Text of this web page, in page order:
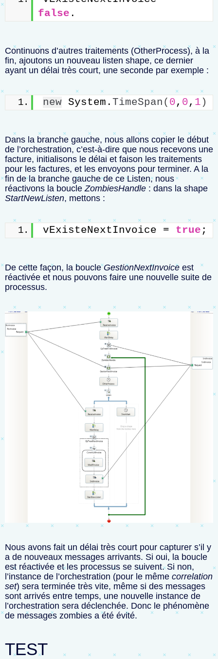
false .
Continuons d’autres traitements (OtherProcess), à la
fin, ajoutons un nouveau listen shape, ce dernier
ayant un délai très court, une seconde par exemple :
new System. TimeSpan ( 0, 0, 1 )
Dans la branche gauche, nous allons copier le début
de l’orchestration, c’est-à-dire que nous recevons une
facture, initialisons le délai et faison les traitements
pour les factures, et les envoyons pour terminer. A la
fin de la branche gauche de ce Listen, nous
réactivons la boucle ZombiesHandle : dans la shape
StartNewListen, mettons :
vExisteNextInvoice = true ;
De cette façon, la boucleGestionNextInvoice est
réactivée et nous pouvons faire une nouvelle suite de
processus.
Nous avons fait un délai très court pour capturer s’il y
a de nouveaux messages arrivants. Si oui, la boucle
est réactivée et les processus se suivent. Si non,
l’instance de l’orchestration (pour le même correlation
set) sera terminée très vite, même si des messages
sont arrivés entre temps, une nouvelle instance de
l’orchestration sera déclenchée. Donc le phénomène
de messages zombies a été évité.
TEST